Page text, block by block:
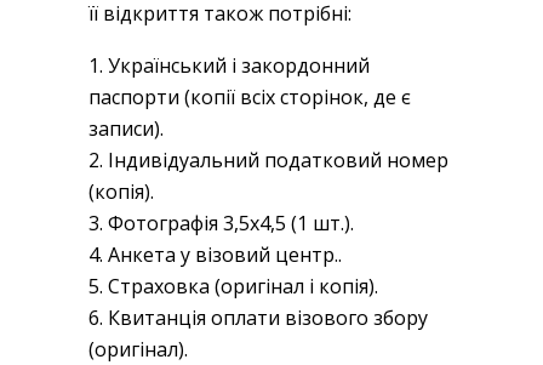
її відкриття також потрібні:
Український і закордонний
паспорти (копії всіх сторінок, де є
записи).
Індивідуальний податковий номер
(копія).
Фотографія 3,5х4,5 (1 шт.).
Анкета у візовий центр..
Страховка (оригінал і копія).
Квитанція оплати візового збору
(оригінал).